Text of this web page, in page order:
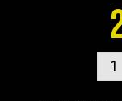
KORMÁNY ÉS
LÁMPÁK, BÚRÁK